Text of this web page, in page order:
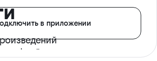
офлайн
в приложении